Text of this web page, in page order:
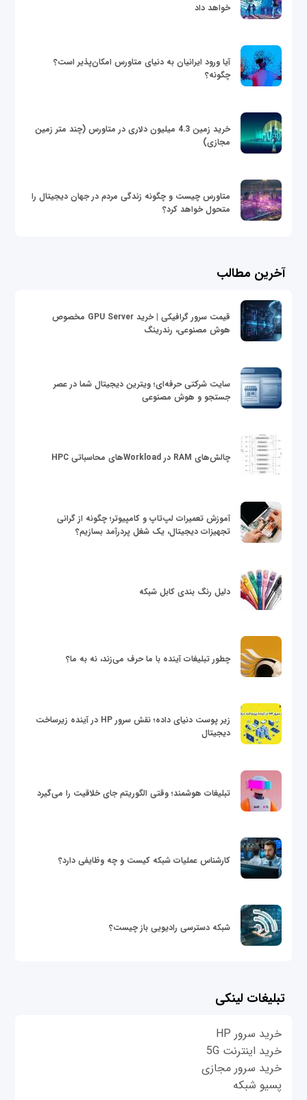
خواهد داد
آیا ورود ایرانیان به دنیای متاورس امکان‌پذیر است؟
چگونه؟
خرید زمین 4.3 میلیون دلاری در متاورس (چند متر زمین
مجازی)
متاورس چیست و چگونه زندگی مردم در جهان دیجیتال را
متحول خواهد کرد؟
آخرین مطالب
قیمت سرور گرافیکی | خرید GPU Server مخصوص
هوش مصنوعی، رندرینگ
سایت شرکتی حرفه‌ای؛ ویترین دیجیتال شما در عصر
جستجو و هوش مصنوعی
چالش‌های RAM در Workloadهای محاسباتی HPC
آموزش تعمیرات لپ‌تاپ و کامپیوتر؛ چگونه از گرانی
تجهیزات دیجیتال، یک شغل پردرآمد بسازیم؟
دلیل رنگ بندی کابل شبکه
چطور تبلیغات آینده با ما حرف می‌زند، نه به ما؟
زیر پوست دنیای داده؛ نقش سرور HP در آینده زیرساخت
دیجیتال
تبلیغات هوشمند؛ وقتی الگوریتم جای خلاقیت را می‌گیرد
کارشناس عملیات شبکه کیست و چه وظایفی دارد؟
شبکه دسترسی رادیویی باز چیست؟
تبلیغات لینکی
خرید سرور HP
خرید اینترنت 5G
خرید سرور مجازی
پسیو شبکه